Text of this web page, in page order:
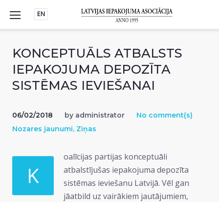
content
EN
KONCEPTUĀLS ATBALSTS
IEPAKOJUMA DEPOZĪTA
SISTĒMAS IEVIEŠANAI
06/02/2018 by administrator
No comment(s)
Nozares jaunumi, Ziņas
K
oalīcijas partijas konceptuāli
atbalstījušas iepakojuma depozīta
sistēmas ieviešanu Latvijā. Vēl gan
jāatbild uz vairākiem jautājumiem,